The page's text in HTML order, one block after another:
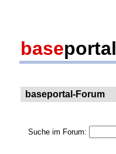
baseportal
baseportal-Forum
Suche im Forum: